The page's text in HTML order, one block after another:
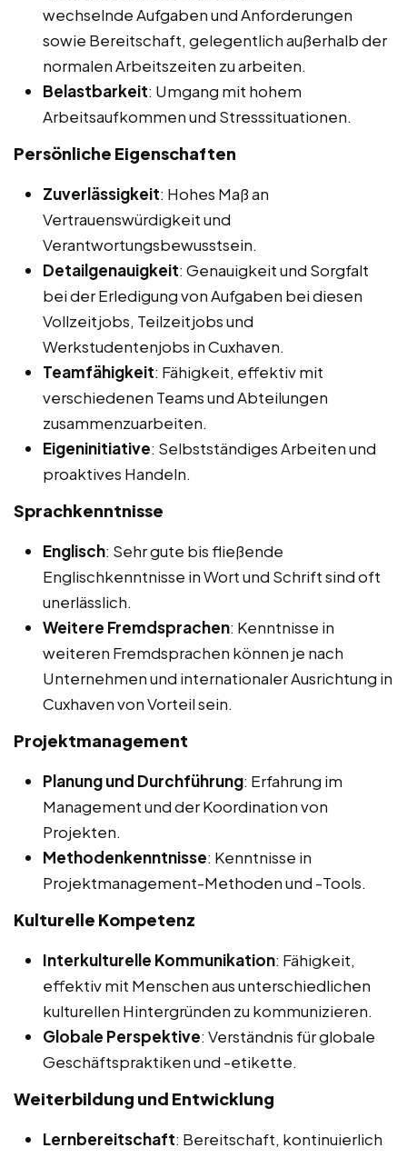
wechselnde Aufgaben und Anforderungen
sowie Bereitschaft, gelegentlich außerhalb der
normalen Arbeitszeiten zu arbeiten.
Belastbarkeit: Umgang mit hohem
Arbeitsaufkommen und Stresssituationen.
Persönliche Eigenschaften
Zuverlässigkeit: Hohes Maß an
Vertrauenswürdigkeit und
Verantwortungsbewusstsein.
Detailgenauigkeit: Genauigkeit und Sorgfalt
bei der Erledigung von Aufgaben bei diesen
Vollzeitjobs, Teilzeitjobs und
Werkstudentenjobs in Cuxhaven.
Teamfähigkeit: Fähigkeit, effektiv mit
verschiedenen Teams und Abteilungen
zusammenzuarbeiten.
Eigeninitiative: Selbstständiges Arbeiten und
proaktives Handeln.
Sprachkenntnisse
Englisch: Sehr gute bis fließende
Englischkenntnisse in Wort und Schrift sind oft
unerlässlich.
Weitere Fremdsprachen: Kenntnisse in
weiteren Fremdsprachen können je nach
Unternehmen und internationaler Ausrichtung in
Cuxhaven von Vorteil sein.
Projektmanagement
Planung und Durchführung: Erfahrung im
Management und der Koordination von
Projekten.
Methodenkenntnisse: Kenntnisse in
Projektmanagement-Methoden und -Tools.
Kulturelle Kompetenz
Interkulturelle Kommunikation: Fähigkeit,
effektiv mit Menschen aus unterschiedlichen
kulturellen Hintergründen zu kommunizieren.
Globale Perspektive: Verständnis für globale
Geschäftspraktiken und -etikette.
Weiterbildung und Entwicklung
Lernbereitschaft: Bereitschaft, kontinuierlich